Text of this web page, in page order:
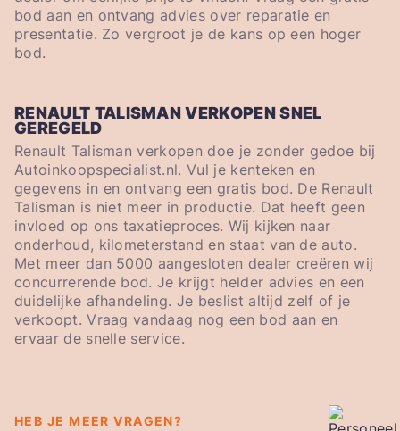
bod aan en ontvang advies over reparatie en
presentatie. Zo vergroot je de kans op een hoger
bod.
RENAULT TALISMAN VERKOPEN SNEL
GEREGELD
Renault Talisman verkopen doe je zonder gedoe bij
Autoinkoopspecialist.nl. Vul je kenteken en
gegevens in en ontvang een gratis bod. De Renault
Talisman is niet meer in productie. Dat heeft geen
invloed op ons taxatieproces. Wij kijken naar
onderhoud, kilometerstand en staat van de auto.
Met meer dan 5000 aangesloten dealer creëren wij
concurrerende bod. Je krijgt helder advies en een
duidelijke afhandeling. Je beslist altijd zelf of je
verkoopt. Vraag vandaag nog een bod aan en
ervaar de snelle service.
HEB JE MEER VRAGEN?